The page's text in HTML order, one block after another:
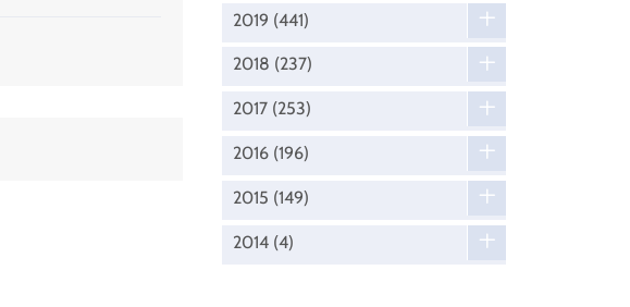
2019 (441)
2018 (237)
2017 (253)
2016 (196)
2015 (149)
2014 (4)